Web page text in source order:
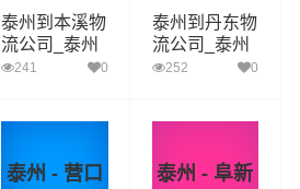
泰州到本溪物
流公司_泰州
到本溪货运_
241 0
泰州到丹东物
流公司_泰州
到丹东货运_
252 0
泰州 - 营口 泰州 - 阜新